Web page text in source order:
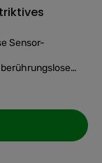
Sensor-
einer
dichten IP67-
Positionsgebers
Form=